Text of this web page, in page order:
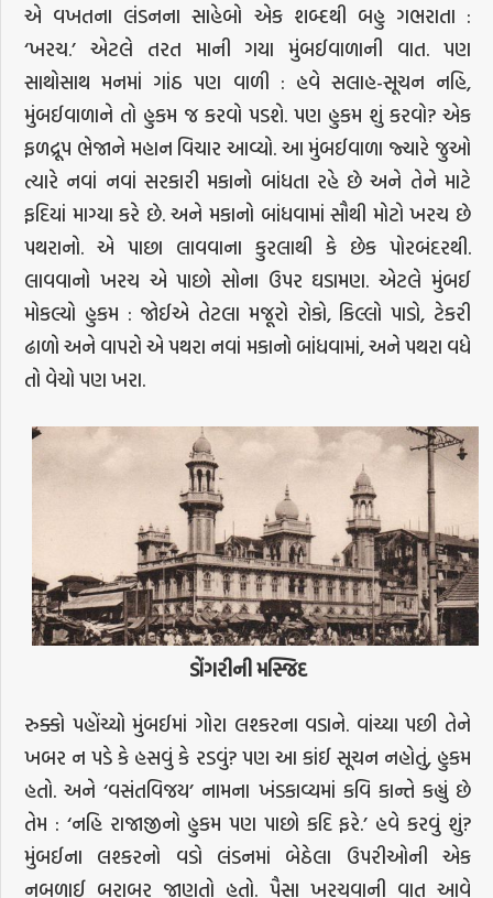
એ વખતના લંડનના સાહેબો એક શબ્દથી બહુ ગભરાતા :
‘ખરચ.’ એટલે તરત માની ગયા મુંબઈવાળાની વાત. પણ
સાથોસાથ મનમાં ગાંઠ પણ વાળી : હવે સલાહ-સૂચન નહિ,
મુંબઈવાળાને તો હુકમ જ કરવો પડશે. પણ હુકમ શું કરવો? એક
ફળદ્રૂપ ભેજાને મહાન વિચાર આવ્યો. આ મુંબઈવાળા જ્યારે જુઓ
ત્યારે નવાં નવાં સરકારી મકાનો બાંધતા રહે છે અને તેને માટે
ફદિયાં માગ્યા કરે છે. અને મકાનો બાંધવામાં સૌથી મોટો ખરચ છે
પથરાનો. એ પાછા લાવવાના કુરલાથી કે છેક પોરબંદરથી.
લાવવાનો ખરચ એ પાછો સોના ઉપર ઘડામણ. એટલે મુંબઈ
મોકલ્યો હુકમ : જોઈએ તેટલા મજૂરો રોકો, કિલ્લો પાડો, ટેકરી
ઢાળો અને વાપરો એ પથરા નવાં મકાનો બાંધવામાં, અને પથરા વધે
તો વેચો પણ ખરા.
ડોંગરીની મસ્જિદ
રુક્કો પહોંચ્યો મુંબઈમાં ગોરા લશ્કરના વડાને. વાંચ્યા પછી તેને
ખબર ન પડે કે હસવું કે રડવું? પણ આ કાંઈ સૂચન નહોતું, હુકમ
હતો. અને ‘વસંતવિજય’ નામના ખંડકાવ્યમાં કવિ કાન્તે કહ્યું છે
તેમ : ‘નહિ રાજાજીનો હુકમ પણ પાછો કદિ ફરે.’ હવે કરવું શું?
મુંબઈના લશ્કરનો વડો લંડનમાં બેઠેલા ઉપરીઓની એક
નબળાઈ બરાબર જાણતો હતો. પૈસા ખરચવાની વાત આવે